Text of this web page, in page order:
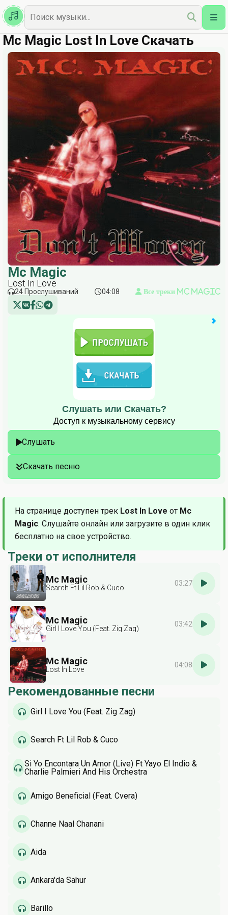
Казахская
Наш Топ
Mc Magic Lost In Love Скачать
Mc Magic
Lost In Love
24 Прослушиваний 04:08 Все треки Mc Magic
Слушать или Скачать?
Доступ к музыкальному сервису
Слушать
Скачать песню
На странице доступен трек Lost In Love от Mc
Magic. Слушайте онлайн или загрузите в один клик
бесплатно на свое устройство.
Треки от исполнителя
Mc Magic
Search Ft Lil Rob & Cuco
03:27
Mc Magic
Girl I Love You (Feat. Zig Zag)
03:42
Mc Magic
Lost In Love
04:08
Рекомендованные песни
Girl I Love You (Feat. Zig Zag)
Search Ft Lil Rob & Cuco
Si Yo Encontara Un Amor (Live) Ft Yayo El Indio &
Charlie Palmieri And His Orchestra
Amigo Beneficial (Feat. Cvera)
Channe Naal Chanani
Aida
Ankara'da Sahur
Barillo